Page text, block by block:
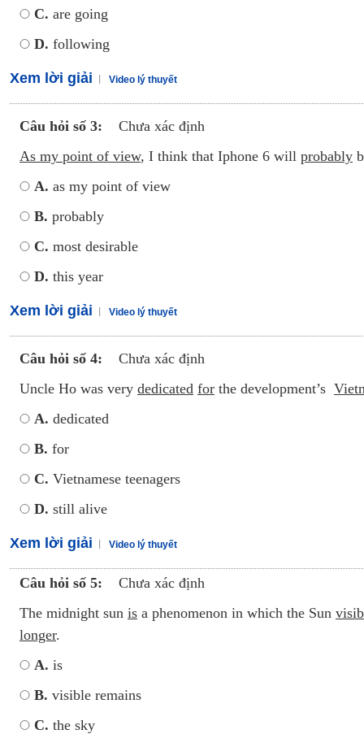
C. are going
D. following
Xem lời giải Video lý thuyết
Câu hỏi số 3:
Chưa xác định
As my point of view, I think that Iphone 6 will probably
A. as my point of view
B. probably
C. most desirable
D. this year
Xem lời giải Video lý thuyết
Câu hỏi số 4:
Chưa xác định
Uncle Ho was very dedicated for the development’s
A. dedicated
B. for
C. Vietnamese teenagers
D. still alive
Xem lời giải Video lý thuyết
Câu hỏi số 5:
Chưa xác định
The midnight sun is a phenomenon in which the Sun
longer.
A. is
B. visible remains
C. the sky